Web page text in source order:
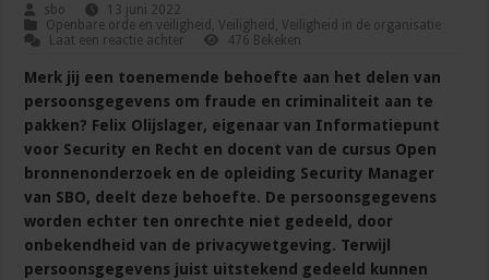
sbo
13 juni 2022
Openbare orde en veiligheid ,Veiligheid ,Veiligheid in de organisatie
Laat een reactie achter
476 Bekeken
Merk jij een toenemende behoefte aan het delen van
persoonsgegevens om fraude en criminaliteit aan te
pakken? Felix Olijslager, eigenaar van Informatiepunt
voor Security en Recht en docent van de cursus Open
bronnenonderzoek en de opleiding Security Manager
van SBO, deelt deze behoefte. De persoonsgegevens
worden echter ten onrechte niet gedeeld, door
onbekendheid van de privacywetgeving. Terwijl
persoonsgegevens juist uitstekend gedeeld kunnen